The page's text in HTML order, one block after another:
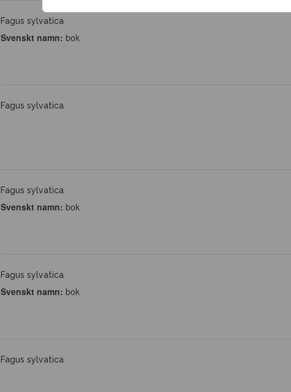
Fagus sylvatica
Svenskt namn: bok
Fagus sylvatica
Fagus sylvatica
Svenskt namn: bok
Fagus sylvatica
Svenskt namn: bok
Fagus sylvatica